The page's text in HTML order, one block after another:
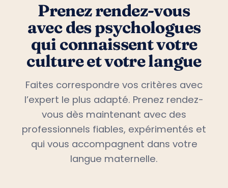
Prenez rendez-vous
avec des psychologues
qui connaissent votre
culture et votre langue
Faites correspondre vos critères avec
l’expert le plus adapté. Prenez rendez-
vous dès maintenant avec des
professionnels fiables, expérimentés et
qui vous accompagnent dans votre
langue maternelle.